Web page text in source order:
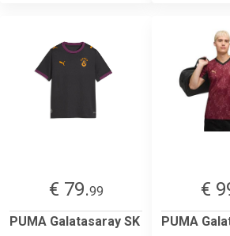
€ 79.99
PUMA Galatasaray SK
€
PUMA